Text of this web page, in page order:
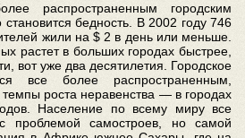
распространенным городским
бедность. В 2002 году 746
жили на $ 2 в день или меньше.
растет в больших городах быстрее,
вот уже два десятилетия. Городское
все более распространенным,
роста неравенства — в городах
Население по всему миру все
проблемой самостроев, но самой